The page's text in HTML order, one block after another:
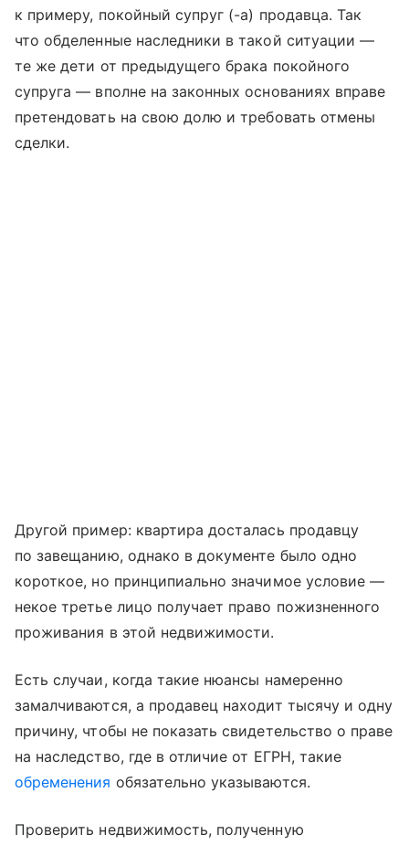
к примеру, покойный супруг (-а) продавца. Так
что обделенные наследники в такой ситуации —
те же дети от предыдущего брака покойного
супруга — вполне на законных основаниях вправе
претендовать на свою долю и требовать отмены
сделки.
Другой пример: квартира досталась продавцу
по завещанию, однако в документе было одно
короткое, но принципиально значимое условие —
некое третье лицо получает право пожизненного
проживания в этой недвижимости.
Есть случаи, когда такие нюансы намеренно
замалчиваются, а продавец находит тысячу и одну
причину, чтобы не показать свидетельство о праве
на наследство, где в отличие от ЕГРН, такие
обременения обязательно указываются.
Проверить недвижимость, полученную